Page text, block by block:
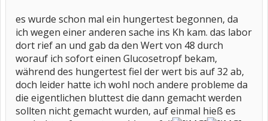
es wurde schon mal ein hungertest begonnen, da
ich wegen einer anderen sache ins Kh kam. das labor
dort rief an und gab da den Wert von 48 durch
worauf ich sofort einen Glucosetropf bekam,
während des hungertest fiel der wert bis auf 32 ab,
doch leider hatte ich wohl noch andere probleme da
die eigentlichen bluttest die dann gemacht werden
sollten nicht gemacht wurden, auf einmal hieß es